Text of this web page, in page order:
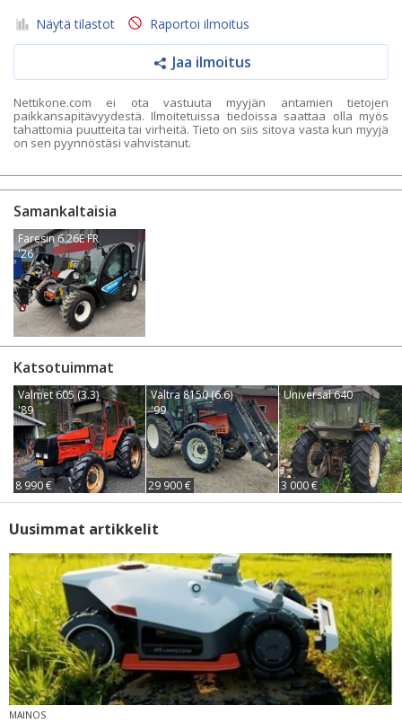
Näytä tilastot Raportoi ilmoitus
Jaa ilmoitus
Nettikone.com ei ota vastuuta myyjän antamien tietojen
paikkansapitävyydestä. Ilmoitetuissa tiedoissa saattaa olla myös
tahattomia puutteita tai virheitä. Tieto on siis sitova vasta kun myyjä
on sen pyynnöstäsi vahvistanut.
Samankaltaisia
Faresin 6.26E FR
'26
Katsotuimmat
Valmet 605 (3.3)
'89
8 990 €
Valtra 8150 (6.6)
'99
29 900 €
Universal 640
3 000 €
Uusimmat artikkelit
MAINOS